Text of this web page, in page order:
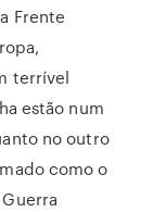
Frente
terrível
estão num
no outro
como o